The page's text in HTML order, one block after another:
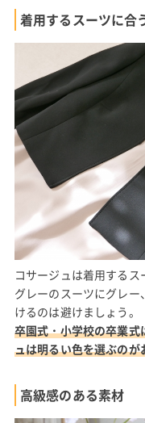
着用するスーツに合
コサージュは着用するス
グレーのスーツにグレ
けるのは避けましょう。
卒園式・小学校の卒業
ュは明るい色を選ぶのが
高級感のある素材